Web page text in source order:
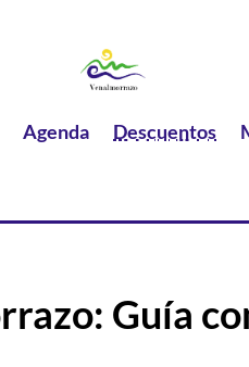
Agenda Descuentos
Guía